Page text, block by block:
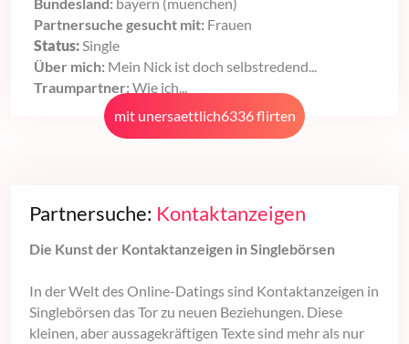
Partnersuche gesucht mit: Frauen
Status:Single
Über mich: Mein Nick ist doch selbstredend...
Traumpartner: Wie ich...
mit unersaettlich6336 flirten
Partnersuche: Kontaktanzeigen
Die Kunst der Kontaktanzeigen in Singlebörsen
In der Welt des Online-Datings sind Kontaktanzeigen in
Singlebörsen das Tor zu neuen Beziehungen. Diese
kleinen, aber aussagekräftigen Texte sind mehr als nur